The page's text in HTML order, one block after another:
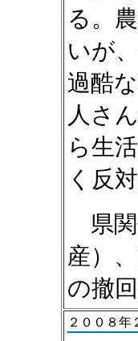
る。
いが
過酷
人さ
ら生
く反
県関
産）
の撤
２００８